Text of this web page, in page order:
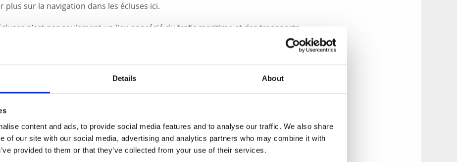
Details About
content and ads, to provide social media features and to analyse our traffic. We also share
of our site with our social media, advertising and analytics partners who may combine it with
provided to them or that they’ve collected from your use of their services.
plus sur la navigation dans les écluses ici.
n’est pas seulement un lieu apprécié du trafic maritime et des transports
des habitants de Trollhättan et des visiteurs. On y trouve plusieurs sites très
une expérience impressionnante de voir un cargo monter ou descendre
voir une écluse fonctionner ?
du moment où les bateaux arrivent. Un conseil est de consulter le site
: il permet de voir les navires en temps réel sur le canal et de savoir si l’un d’eux
écluses.